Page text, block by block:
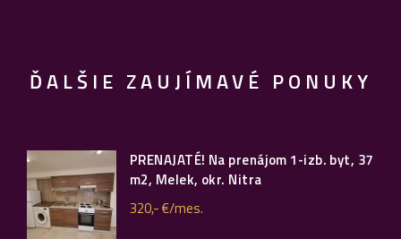
ĎALŠIE ZAUJÍMAVÉ PONUKY
PRENAJATÉ! Na prenájom 1-izb. byt, 37
m2, Melek, okr. Nitra
320,- €/mes.